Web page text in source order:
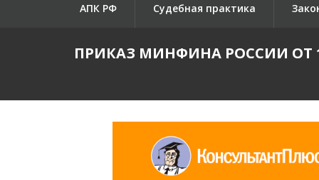
АПК РФ Судебная практика
ПРИКАЗ МИНФИНА РОССИИ ОТ